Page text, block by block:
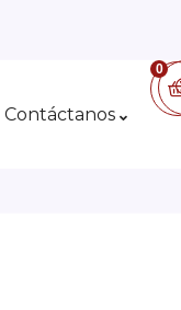
Contáctanos
0